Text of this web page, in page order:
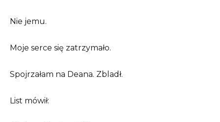
Nie jemu.
Moje serce się zatrzymało.
Spojrzałam na Deana. Zbladł.
List mówił: